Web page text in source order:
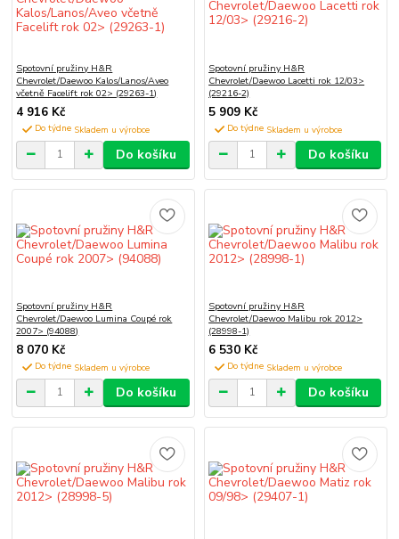
Spotovní pružiny H&R
Chevrolet/Daewoo Kalos/Lanos/Aveo
včetně Facelift rok 02> (29263-1)
4 916 Kč
Do týdne
Do košíku
Spotovní pružiny H&R
Chevrolet/Daewoo Lacetti rok 12/03>
(29216-2)
5 909 Kč
Do týdne
Do košíku
Spotovní pružiny H&R
Chevrolet/Daewoo Lumina Coupé rok
2007> (94088)
8 070 Kč
Do týdne
Do košíku
Spotovní pružiny H&R
Chevrolet/Daewoo Malibu rok 2012>
(28998-1)
6 530 Kč
Do týdne
Do košíku